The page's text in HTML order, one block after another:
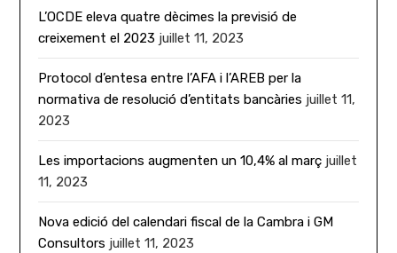
L’OCDE eleva quatre dècimes la previsió de
creixement el 2023 juillet 11, 2023
Protocol d’entesa entre l’AFA i l’AREB per la
normativa de resolució d’entitats bancàries juillet 11,
2023
Les importacions augmenten un 10,4% al març juillet
11, 2023
Nova edició del calendari fiscal de la Cambra i GM
Consultors juillet 11, 2023